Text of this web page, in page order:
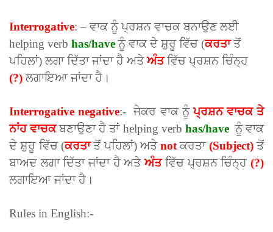
Interrogative: – ਵਾਕ ਨੂੰ ਪ੍ਰਸ਼ਨ ਵਾਚਕ ਬਨਾਉਣ ਲਈ
helping verb has/haveਨੂੰ ਵਾਕ ਦੇ ਸ਼ੁਰੂ ਵਿੱਚ (ਕਰਤਾਤੋਂ
ਪਹਿਲਾਂ) ਲਗਾ ਦਿੱਤਾ ਜਾਂਦਾ ਹੈ ਅਤੇਅੰਤਵਿੱਚ ਪ੍ਰਸ਼ਨ ਚਿੰਨ੍ਹ
(?)ਲਗਾਇਆ ਜਾਂਦਾ ਹੈ।
Interrogative negative:- ਜੇਕਰ ਵਾਕ ਨੂੰਪ੍ਰਸ਼ਨ ਵਾਚਕ ਤੇ
ਨਾਂਹ ਵਾਚਕਬਣਾਉਣਾ ਹੈ ਤਾਂ helping verb has/haveਨੂੰ ਵਾਕ
ਦੇ ਸ਼ੁਰੂ ਵਿੱਚ (ਕਰਤਾਤੋਂ ਪਹਿਲਾਂ) ਅਤੇnotਕਰਤਾ (Subject)ਤੋਂ
ਬਾਅਦ ਲਗਾ ਦਿੱਤਾ ਜਾਂਦਾ ਹੈ ਅਤੇਅੰਤਵਿੱਚ ਪ੍ਰਸ਼ਨ ਚਿੰਨ੍ਹ(?)
ਲਗਾਇਆ ਜਾਂਦਾ ਹੈ।
Rules in English:-